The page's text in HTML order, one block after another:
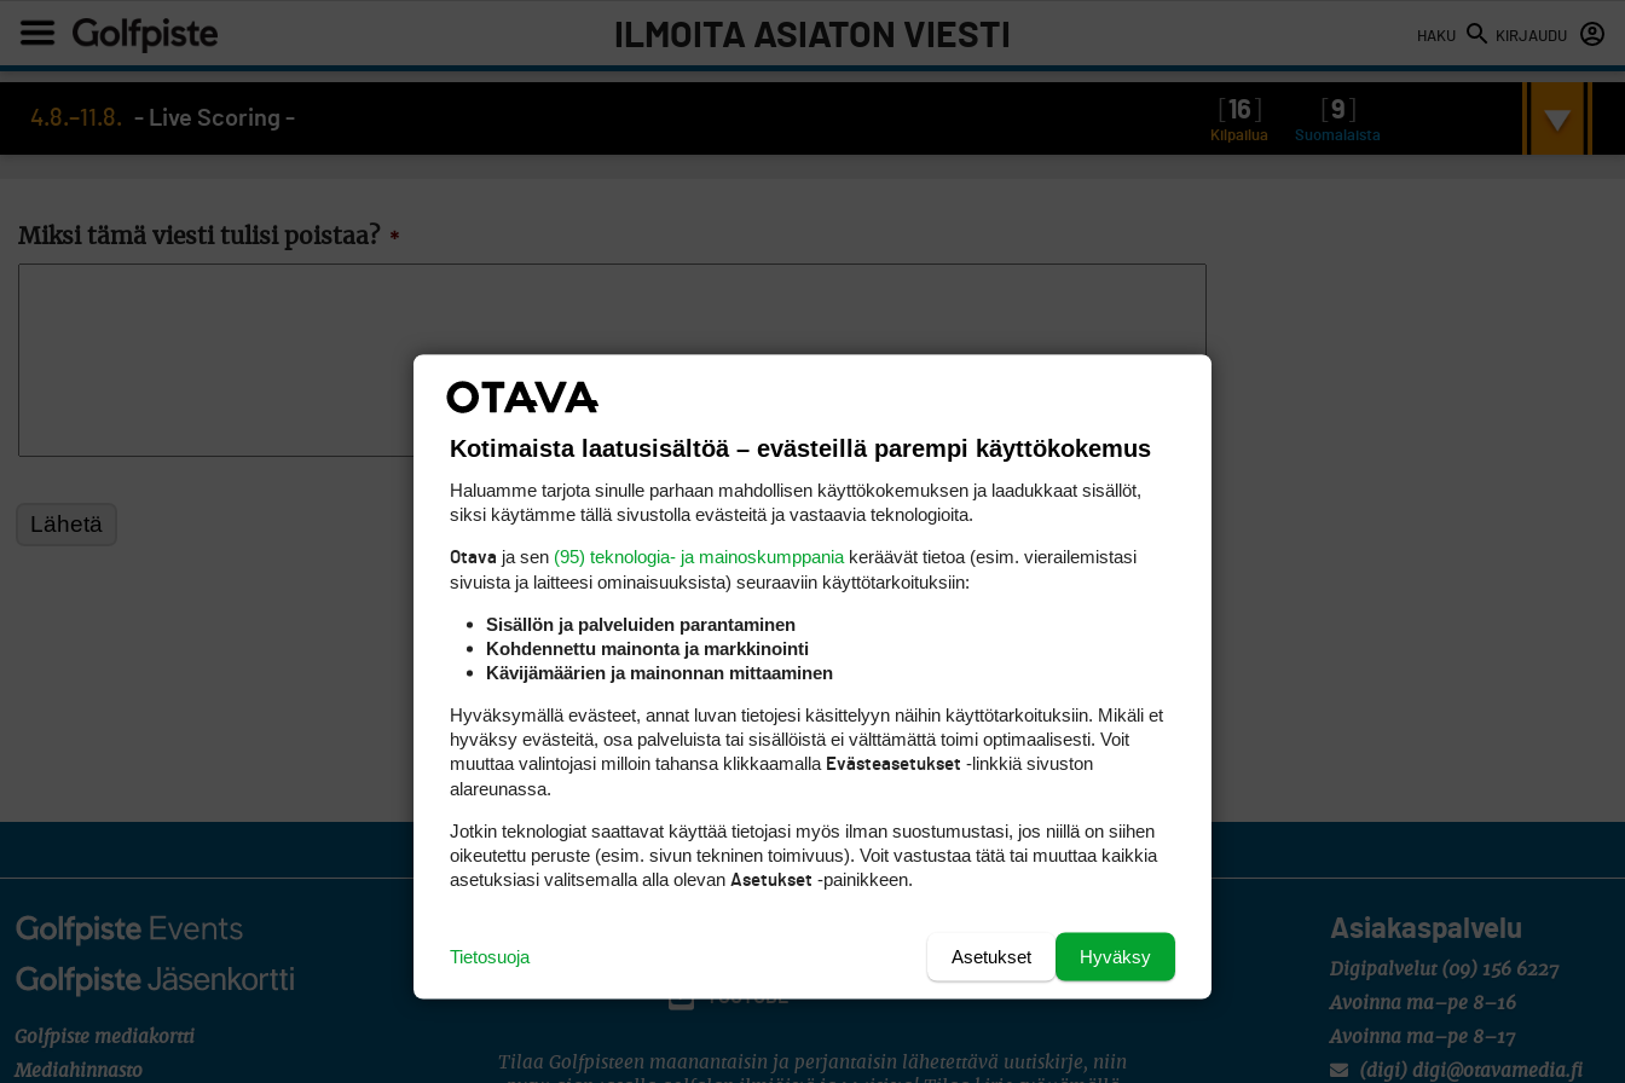
HAKU KIRJAUDU
ILMOITA ASIATON VIESTI
4.8.–11.8. - Live Scoring - 16 9
Kilpailua Suomalaista
Miksi tämä viesti tulisi poistaa? *
Golfpiste mediakortti
Mediahinnasto
Asiakaspalvelu
Digipalvelut (09) 156 6227
Avoinna ma–pe 8–16
Avoinna ma–pe 8–17
(digi) digi@otavamedia.fi
INSTAGRAM
YOUTUBE
Tilaa Golfpisteen maanantaisin ja perjantaisin lähetettävä uutiskirje, niin
Kotimaista laatusisältöä – evästeillä parempi käyttökokemus
Haluamme tarjota sinulle parhaan mahdollisen käyttökokemuksen ja laadukkaat sisällöt,
siksi käytämme tällä sivustolla evästeitä ja vastaavia teknologioita.
Otava ja sen (95) teknologia- ja mainoskumppania keräävät tietoa (esim. vierailemis­tasi
sivuista ja laitteesi ominaisuuk­sista) seuraaviin käyttötarkoituksiin:
Sisällön ja palveluiden parantaminen
Kohdennettu mainonta ja markkinointi
Kävijämäärien ja mainonnan mittaaminen
Hyväksymällä evästeet, annat luvan tietojesi käsittelyyn näihin käyttötarkoituksiin. Mikäli et
hyväksy evästeitä, osa palveluista tai sisällöistä ei välttämättä toimi optimaalisesti. Voit
muuttaa valintojasi milloin tahansa klikkaamalla Evästeasetukset -linkkiä sivuston
alareunassa.
Jotkin teknologiat saattavat käyttää tietojasi myös ilman suostumustasi, jos niillä on siihen
oikeutettu peruste (esim. sivun tekninen toimivuus). Voit vastustaa tätä tai muuttaa kaikkia
asetuksiasi valitsemalla alla olevan Asetukset -painikkeen.
Hyväksy
Asetukset
Tietosuoja